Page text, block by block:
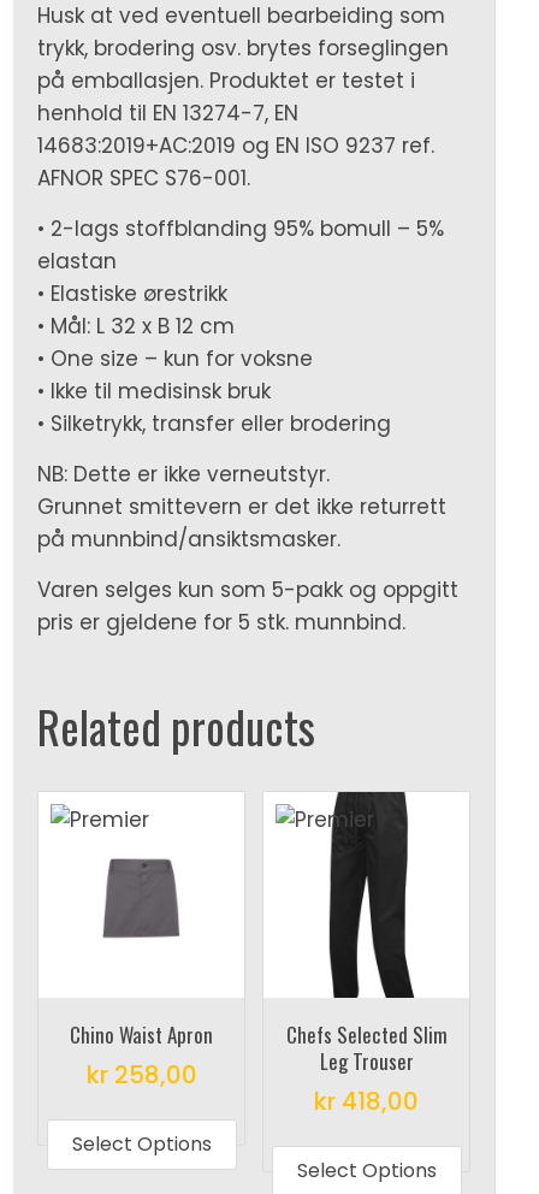
Husk at ved eventuell bearbeiding som
trykk, brodering osv. brytes forseglingen
på emballasjen. Produktet er testet i
henhold til EN 13274-7, EN
14683:2019+AC:2019 og EN ISO 9237 ref.
AFNOR SPEC S76-001.
• 2-lags stoffblanding 95% bomull – 5%
elastan
• Elastiske ørestrikk
• Mål: L 32 x B 12 cm
• One size – kun for voksne
• Ikke til medisinsk bruk
• Silketrykk, transfer eller brodering
NB: Dette er ikke verneutstyr.
Grunnet smittevern er det ikke returrett
på munnbind/ansiktsmasker.
Varen selges kun som 5-pakk og oppgitt
pris er gjeldene for 5 stk. munnbind.
Related products
Chino Waist Apron
kr258,00
Select Options
product
has
Chefs Selected Slim
Leg Trouser
kr 418,00
Select Options